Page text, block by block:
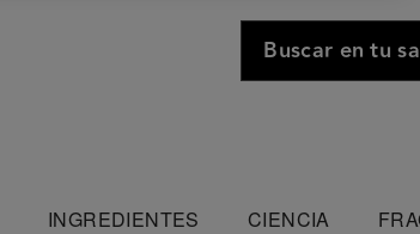
Buscar en tu
INGREDIENTES CIENCIA